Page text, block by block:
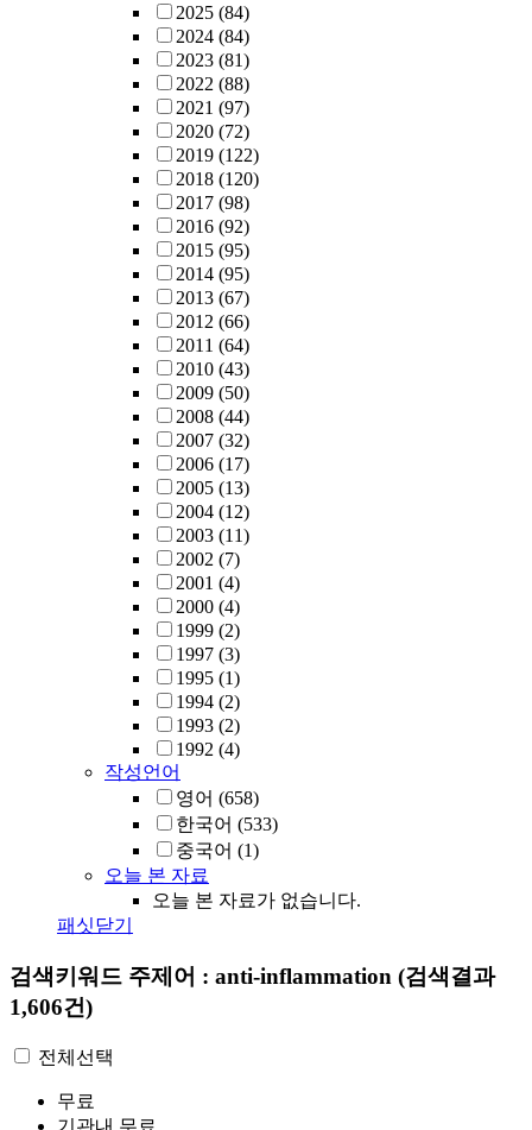
2025 (84)
2024 (84)
2023 (81)
2022 (88)
2021 (97)
2020 (72)
2019 (122)
2018 (120)
2017 (98)
2016 (92)
2015 (95)
2014 (95)
2013 (67)
2012 (66)
2011 (64)
2010 (43)
2009 (50)
2008 (44)
2007 (32)
2006 (17)
2005 (13)
2004 (12)
2003 (11)
2002 (7)
2001 (4)
2000 (4)
1999 (2)
1997 (3)
1995 (1)
1994 (2)
1993 (2)
1992 (4)
작성언어
영어 (658)
한국어 (533)
중국어 (1)
오늘 본 자료
오늘 본 자료가 없습니다.
패싯닫기
검색키워드 주제어 : anti-inflammation (검색결과
1,606건)
전체선택
무료